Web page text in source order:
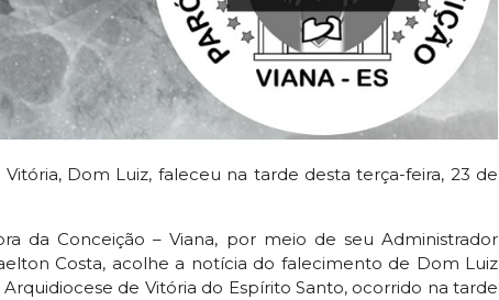
Dom Luiz, faleceu na tarde desta terça-feira, 23 de
da Conceição – Viana, por meio de seu Administrador
Costa, acolhe a notícia do falecimento de Dom Luiz
de Vitória do Espírito Santo, ocorrido na tarde